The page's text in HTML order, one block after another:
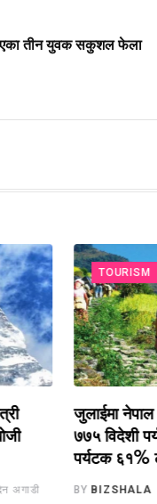
तीन युवक सकुशल फेला
TOURISM
जुलाईमा नेपाल
७७५ विदेशी
पर्यटक ६१% ले
BIZSHALA